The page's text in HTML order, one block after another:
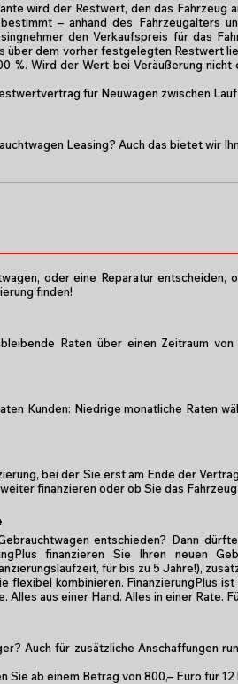
wird der Restwert, den das Fahrzeug
– anhand des Fahrzeugalters
den Verkaufspreis für das
über dem vorher festgelegten Restwert
%. Wird der Wert bei Veräußerung
für Neuwagen zwischen
Leasing? Auch das bietet wir
oder eine Reparatur
finden!
Raten über einen Zeitraum
Kunden: Niedrige monatliche Raten
bei der Sie erst am Ende der
finanzieren oder ob Sie das
entschieden? Dann
finanzieren Sie Ihren neuen
für bis zu 5 Jahre!),
flexibel kombinieren. FinanzierungPlus
Alles aus einer Hand. Alles in einer Rate.
Auch für zusätzliche Anschaffungen
Sie ab einem Betrag von 800,– Euro für